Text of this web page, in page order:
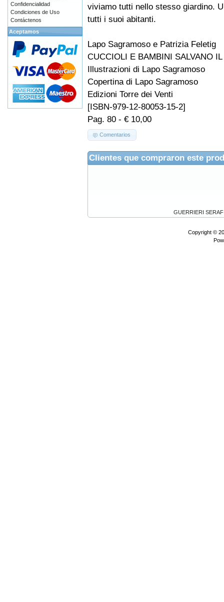
viviamo tutti nello stesso giardino.
tutti i suoi abitanti.
Lapo Sagramoso e Patrizia Feletig
CUCCIOLI E BAMBINI SALVANO
Illustrazioni di Lapo Sagramoso
Copertina di Lapo Sagramoso
Edizioni Torre dei Venti
[ISBN-979-12-80053-15-2]
Pag. 80 - € 10,00
Comentarios
Clientes que compraron este
GUERRIERI
Confidencialidad
Condiciones de Uso
Contáctenos
Aceptamos
Copyright ©